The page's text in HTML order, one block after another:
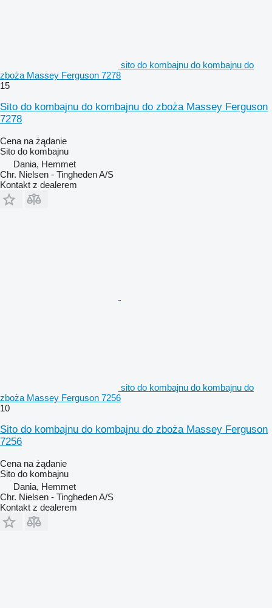
sito do kombajnu do kombajnu do
zboża Massey Ferguson 7278
15
Sito do kombajnu do kombajnu do zboża Massey Ferguson
7278
Cena na żądanie
Sito do kombajnu
Dania, Hemmet
Chr. Nielsen - Tingheden A/S
Kontakt z dealerem
sito do kombajnu do kombajnu do
zboża Massey Ferguson 7256
10
Sito do kombajnu do kombajnu do zboża Massey Ferguson
7256
Cena na żądanie
Sito do kombajnu
Dania, Hemmet
Chr. Nielsen - Tingheden A/S
Kontakt z dealerem